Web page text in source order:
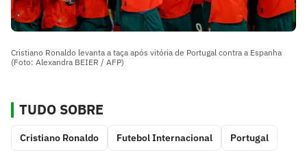
Cristiano Ronaldo levanta a taça após vitória de Portugal contra a Espanha
(Foto: Alexandra BEIER / AFP)
TUDO SOBRE
Cristiano Ronaldo Futebol Internacional Portugal